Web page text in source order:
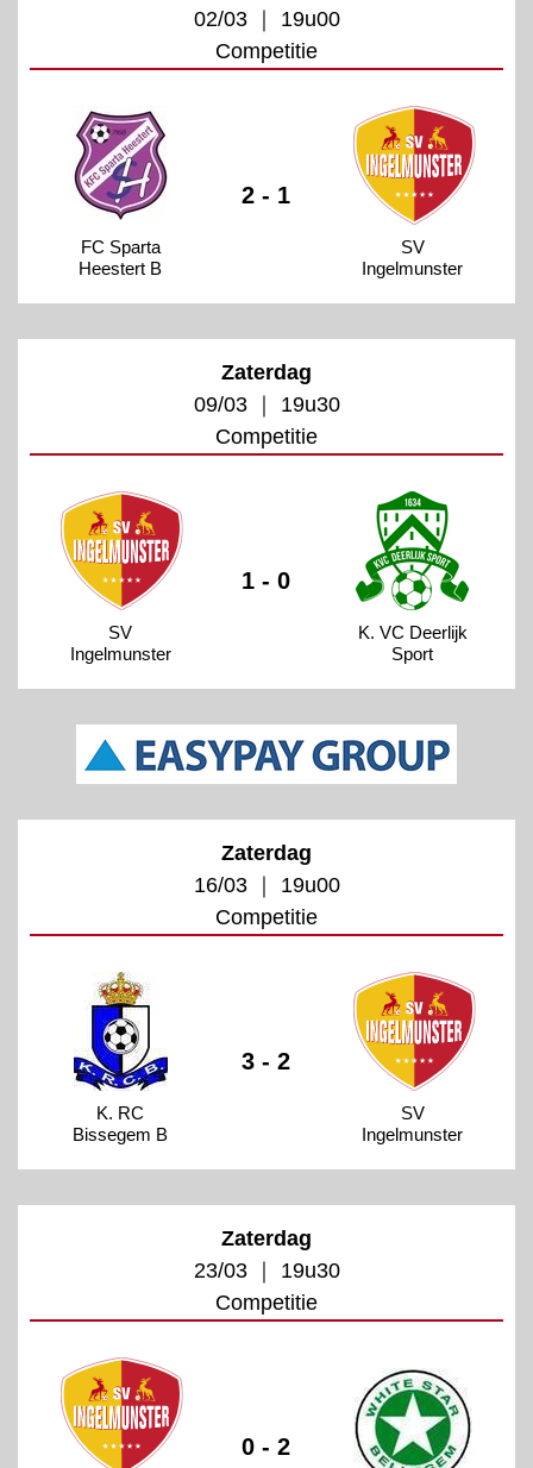
02/03 ｜ 19u00
Competitie
FC Sparta
Heestert B
2 - 1
SV
Ingelmunster
Zaterdag
09/03 ｜ 19u30
Competitie
SV
Ingelmunster
1 - 0
K. VC Deerlijk
Sport
Zaterdag
16/03 ｜ 19u00
Competitie
K. RC
Bissegem B
3 - 2
SV
Ingelmunster
Zaterdag
23/03 ｜ 19u30
Competitie
0 - 2